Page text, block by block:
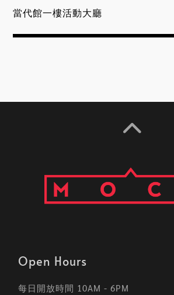
當代館一樓活動大廳
Open Hours
每日開放時間 10AM - 6PM